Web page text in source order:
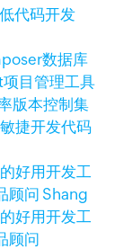
低代码开发
数据库
项目管理工具
版本控制集
敏捷开发代码
好用开发工
顾问 Shang
好用开发工
顾问